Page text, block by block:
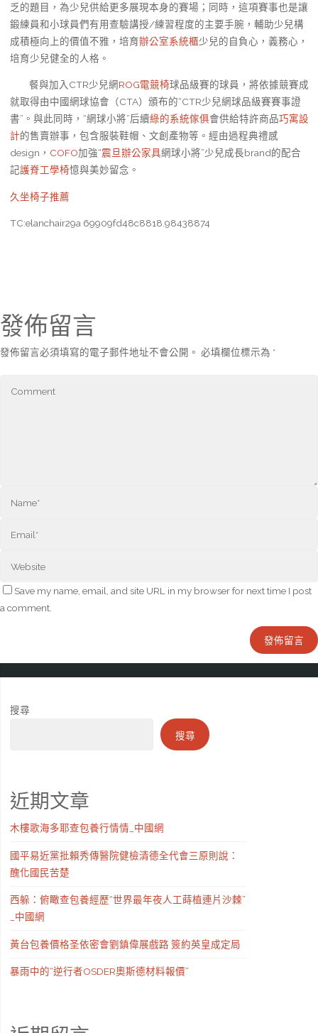
乏的題目，為少兒供給更多展現本身的賽場；同時，這項賽事也是讓
鍛練員和小球員們有用查驗講授/練習程度的主要手腕，輔助少兒構
成積極向上的價值不雅，培育辦公室系統櫃少兒的自負心，義務心，
培育少兒健全的人格。
餐與加入CTR少兒網ROG電競椅球品級賽的球員，將依據競賽成
就取得由中國網球協會（CTA）頒布的“CTR少兒網球品級賽賽事證
書”。與此同時，“網球小將”后續綠的系統傢俱會供給特許商品巧寓設
計的售賣辦事，包含服裝鞋帽、文創產物等。經由過程典禮感
design， COFO加強“震旦辦公家具網球小將”少兒成長brand的配合
記護脊工學椅憶與美妙留念。
久坐椅子推薦
TC:elanchair29a 69909fd48c8818.98438874
發佈留言
發佈留言必須填寫的電子郵件地址不會公開。 必填欄位標示為 *
Save my name, email, and site URL in my browser for next time I post
a comment.
搜尋
搜尋
近期文章
木樓歌海多耶查包養行情情_中國網
國平易近黨批賴秀傳醫院健檢清德全代會三原則說：
醜化國民苦楚
西躲：俯瞰查包養經歷“世界最年夜人工蒔植連片沙棘”
_中國網
黃台包養價格圣依密會劉鎮偉展戲路 簽約英皇成定局
暴雨中的“逆行者OSDER奧斯德材料報價”